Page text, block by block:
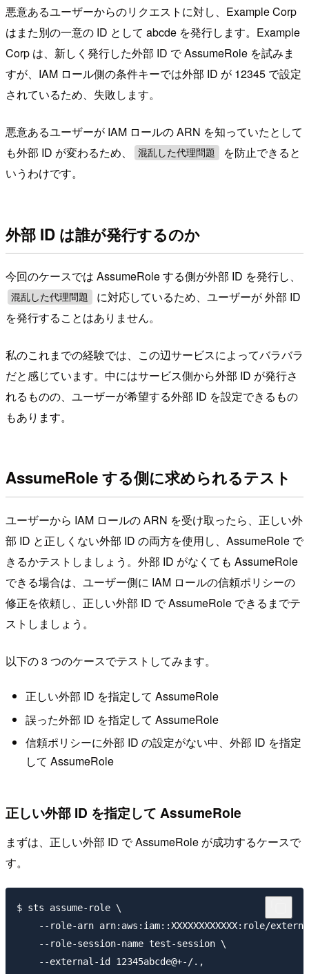
悪意あるユーザーからのリクエストに対し、Example Corp
はまた別の一意の ID として abcde を発行します。Example
Corp は、新しく発行した外部 ID で AssumeRole を試みま
すが、IAM ロール側の条件キーでは外部 ID が 12345 で設定
されているため、失敗します。
悪意あるユーザーが IAM ロールの ARN を知っていたとして
も外部 ID が変わるため、
混乱した代理問題
を防止できると
いうわけです。
外部 ID は誰が発行するのか
今回のケースでは AssumeRole する側が外部 ID を発行し、
混乱した代理問題
に対応しているため、ユーザーが 外部 ID
を発行することはありません。
私のこれまでの経験では、この辺サービスによってバラバラ
だと感じています。中にはサービス側から外部 ID が発行さ
れるものの、ユーザーが希望する外部 ID を設定できるもの
もあります。
AssumeRole する側に求められるテスト
ユーザーから IAM ロールの ARN を受け取ったら、正しい外
部 ID と正しくない外部 ID の両方を使用し、AssumeRole で
きるかテストしましょう。外部 ID がなくても AssumeRole
できる場合は、ユーザー側に IAM ロールの信頼ポリシーの
修正を依頼し、正しい外部 ID で AssumeRole できるまでテ
ストしましょう。
以下の 3 つのケースでテストしてみます。
正しい外部 ID を指定して AssumeRole
誤った外部 ID を指定して AssumeRole
信頼ポリシーに外部 ID の設定がない中、外部 ID を指定
して AssumeRole
正しい外部 ID を指定して AssumeRole
まずは、正しい外部 ID で AssumeRole が成功するケースで
す。
$ sts assume-role \
--role-arn arn:aws:iam::XXXXXXXXXXXX:role/
    --role-session-name test-session \
    --external-id 12345abcde@+-/.,